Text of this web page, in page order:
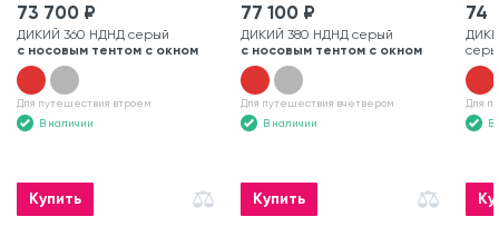
73 700 ₽
ДИКИЙ 360 НДНД серый
с носовым тентом с окном
Для путешествия втроем
В наличии
Купить
77 100 ₽
ДИКИЙ 380 НДНД серый
с носовым тентом с окном
Для путешествия вчетвером
В наличии
Купить
74
Для
В